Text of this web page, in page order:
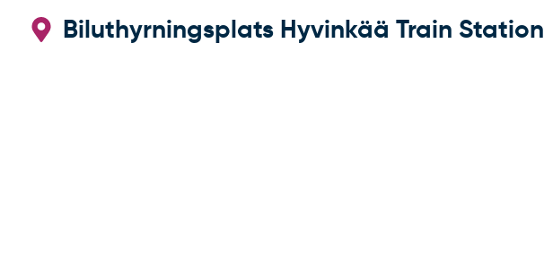
Biluthyrningsplats Hyvinkää Train Station